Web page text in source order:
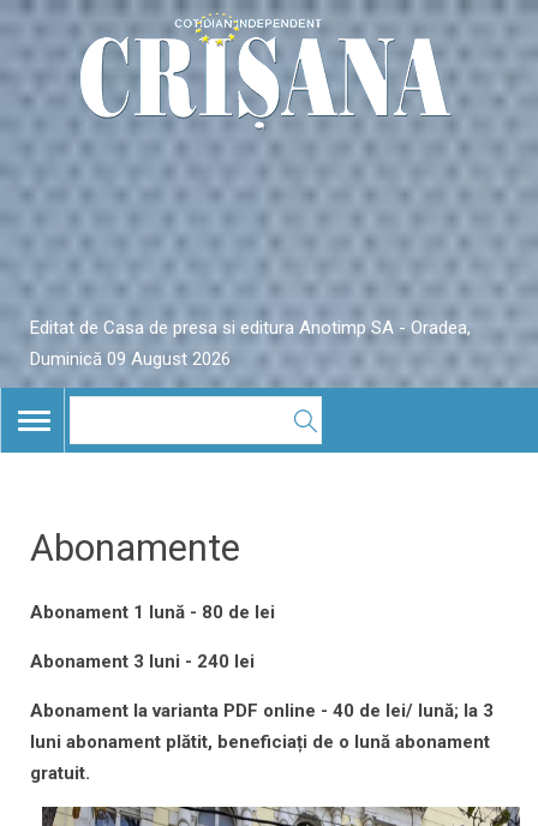
Editat de Casa de presa si editura Anotimp SA - Oradea,
Duminică 09 August 2026
TOGGLE
NAVIGATION
Abonamente
Abonament 1 lună - 80 de lei
Abonament 3 luni - 240 lei
Abonament la varianta PDF online - 40 de lei/ lună; la 3
luni abonament plătit, beneficiați de o lună abonament
gratuit.